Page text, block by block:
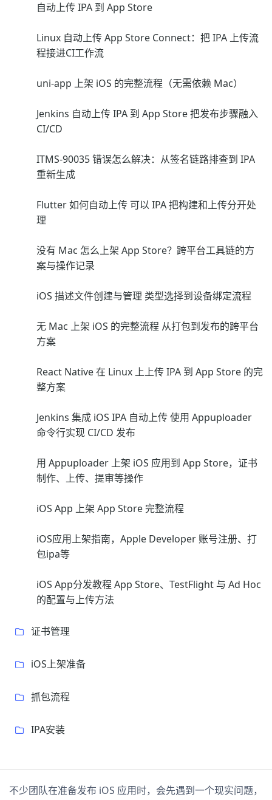
自动上传 IPA 到 App Store
Linux 自动上传 App Store Connect：把 IPA 上传流
程接进CI工作流
uni-app 上架 iOS 的完整流程（无需依赖 Mac）
Jenkins 自动上传 IPA 到 App Store 把发布步骤融入
CI/CD
ITMS-90035 错误怎么解决：从签名链路排查到 IPA
重新生成
Flutter 如何自动上传 可以 IPA 把构建和上传分开处
理
没有 Mac 怎么上架 App Store？跨平台工具链的方
案与操作记录
iOS 描述文件创建与管理 类型选择到设备绑定流程
无 Mac 上架 iOS 的完整流程 从打包到发布的跨平台
方案
React Native 在 Linux 上上传 IPA 到 App Store 的完
整方案
Jenkins 集成 iOS IPA 自动上传 使用 Appuploader
命令行实现 CI/CD 发布
用 Appuploader 上架 iOS 应用到 App Store，证书
制作、上传、提审等操作
iOS App 上架 App Store 完整流程
iOS应用上架指南，Apple Developer 账号注册、打
包ipa等
iOS App分发教程 App Store、TestFlight 与 Ad Hoc
的配置与上传方法
证书管理
iOS上架准备
抓包流程
IPA安装
不少团队在准备发布 iOS 应用时，会先遇到一个现实问题，